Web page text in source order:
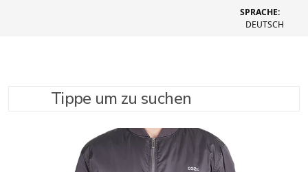
SPRACHE:
DEUTSCH
Tippe um zu suchen